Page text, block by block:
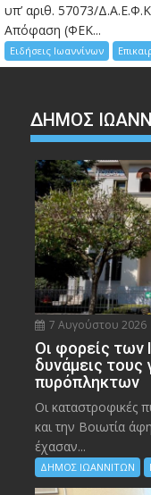
υπ’ αριθ. 57073/
Απόφαση (ΦΕΚ...
Ειδήσεις Ιωαννίνων
ΔΗΜΟΣ
7 Αυγούστου 2026
Οι φορείς των
δυνάμεις τους
πυρόπληκτων
Οι καταστροφικές
και την Bοιωτία
έχασαν...
ΔΗΜΟΣ ΙΩΑΝΝΙΤΩΝ